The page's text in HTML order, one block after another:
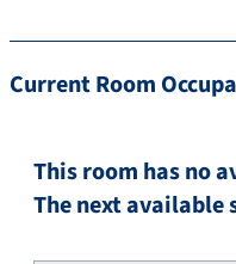
Current Room
This room has no
The next available